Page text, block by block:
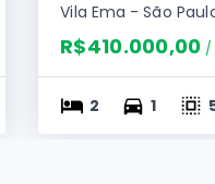
Vila Ema - São
R$410.000,00 /
2 1